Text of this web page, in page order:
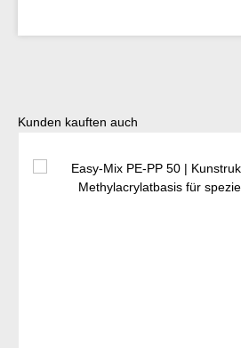
Produktgalerie überspringen
Kunden kauften auch